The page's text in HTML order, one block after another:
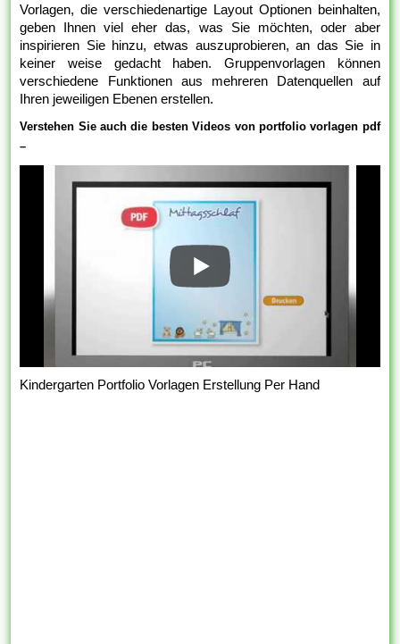
Vorlagen, die verschiedenartige Layout Optionen beinhalten,
geben Ihnen viel eher das, was Sie möchten, oder aber
inspirieren Sie hinzu, etwas auszuprobieren, an das Sie in
keiner weise gedacht haben. Gruppenvorlagen können
verschiedene Funktionen aus mehreren Datenquellen auf
Ihren jeweiligen Ebenen erstellen.
Verstehen Sie auch die besten Videos von portfolio vorlagen pdf
–
Kindergarten Portfolio Vorlagen Erstellung Per Hand